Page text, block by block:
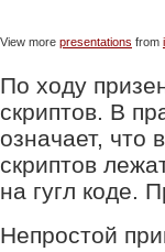
View more presentations from
По ходу
скриптов. В
означает,
скриптов
на гугл коде.
Непростой